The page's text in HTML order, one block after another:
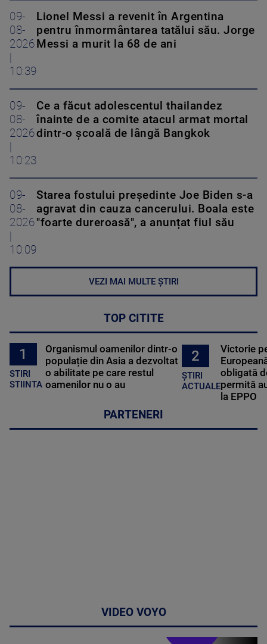
09-
08-
2026
10:39
Lionel Messi a revenit în Argentina
pentru înmormântarea tatălui său. Jorge
Messi a murit la 68 de ani
09-
08-
2026
10:23
Ce a făcut adolescentul thailandez
înainte de a comite atacul armat mortal
dintr-o școală de lângă Bangkok
09-
08-
2026
10:09
Starea fostului președinte Joe Biden s-a
agravat din cauza cancerului. Boala este
"foarte dureroasă", a anunțat fiul său
VEZI MAI MULTE ȘTIRI
TOP CITITE
1
STIRI
STIINTA
Organismul oamenilor dintr-o
populație din Asia a dezvoltat
o abilitate pe care restul
oamenilor nu o au
2
ȘTIRI
ACTUALE
Victorie
obligată
permită
la EPPO
PARTENERI
VIDEO VOYO